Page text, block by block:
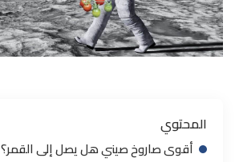
المحتوي
أقوى صاروخ صيني هل يصل إلى القمر؟